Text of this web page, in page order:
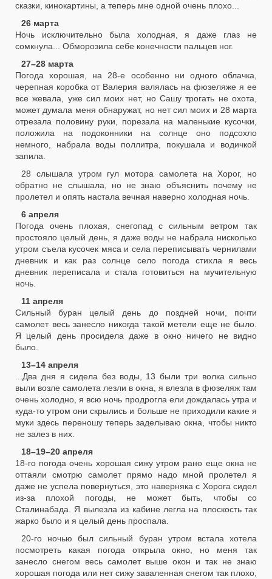
сказки, кинокартины, а теперь мне одной очень плохо...
26 марта
Ночь исключительно была холодная, я даже глаз не
сомкнула... Обморозила себе конечности пальцев ног.
27–28 марта
Погода хорошая, на 28-е особенно ни одного облачка,
черепная коробка от Валерия валялась на фюзеляже я ее
все жевала, уже сил моих нет, но Сашу трогать не охота,
может думала меня обнаружат, но нет сил моих и 28 марта
отрезала половину руки, порезала на маленькие кусочки,
положила на подоконники на солнце оно подсохло
немного, набрала воды поллитра, покушала и водичкой
запила.
28 слышала утром гул мотора самолета на Хорог, но
обратно не слышала, но не знаю объяснить почему не
пролетел и опять настала вечная наверно холодная ночь.
6 апреля
Погода очень плохая, снегопад с сильным ветром так
простояло целый день, я даже воды не набрала нисколько
утром съела кусочек мяса и села переписывать чернилами
дневник и как раз солнце село погода стихла я весь
дневник переписала и стала готовиться на мучительную
ночь.
11 апреля
Сильный буран целый день до поздней ночи, почти
самолет весь занесло никогда такой метели еще не было.
Я целый день просидела даже в окно ничего не видно
было.
13–14 апреля
...Два дня я сидела без воды, 13 были три волка сильно
выли возле самолета лезли в окна, я влезла в фюзеляж там
очень холодно, я всю ночь продрогла ели дождалась утра и
куда-то утром они скрылись и больше не приходили какие я
муки здесь переношу теперь заделываю окна, чтобы никто
не залез в них.
18–19–20 апреля
18-го погода очень хорошая сижу утром рано еще окна не
оттаяли смотрю самолет прямо надо мной пролетел я
даже не успела повернуться, это наверняка с Хорога сидел
из-за плохой погоды, не может быть, чтобы со
Сталинабада. Я вылезла из кабине легла на плоскость так
жарко было и я целый день проспала.
20-го ночью был сильный буран утром встала хотела
посмотреть какая погода открыла окно, но меня так
занесло снегом весь самолет выше окон и так не знаю
хорошая погода или нет сижу заваленная снегом так плохо,